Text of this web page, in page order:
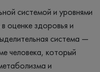
системой и уровнями
оценке здоровья и
система —
человека, который
и